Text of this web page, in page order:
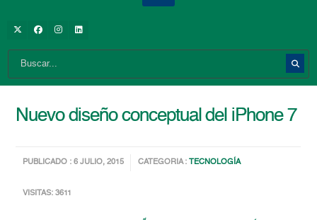
Nuevo diseño conceptual del iPhone 7
PUBLICADO : 6 JULIO, 2015 CATEGORIA : TECNOLOGÍA
VISITAS: 3611